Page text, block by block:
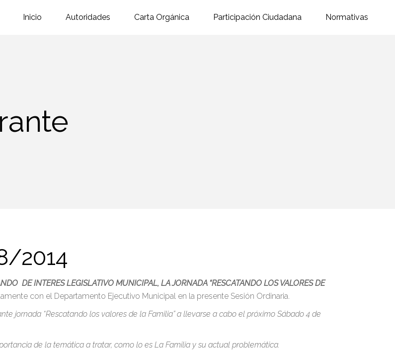
Inicio Autoridades Carta Orgánica Participación Ciudadana Normativas
2014
DE INTERES LEGISLATIVO MUNICIPAL, LA JORNADA “RESCATANDO LOS VALORES DE
con el Departamento Ejecutivo Municipal en la presente Sesión Ordinaria.
jornada “Rescatando los valores de la Familia” a llevarse a cabo el próximo Sábado 4 de
de la temática a tratar, como lo es La Familia y su actual problemática.